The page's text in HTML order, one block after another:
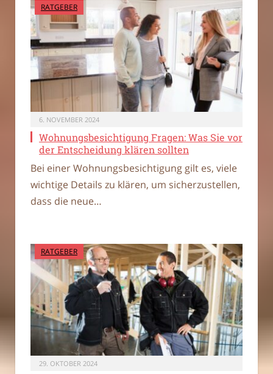
RATGEBER
6. NOVEMBER 2024
Wohnungsbesichtigung Fragen: Was Sie vor
der Entscheidung klären sollten
Bei einer Wohnungsbesichtigung gilt es, viele
wichtige Details zu klären, um sicherzustellen,
dass die neue…
RATGEBER
29. OKTOBER 2024